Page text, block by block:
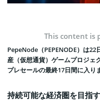
This content is
PepeNode（PEPENODE）は
産（仮想通貨）ゲームプロジェ
プレセールの最終17日間に入り
持続可能な経済圏を目指